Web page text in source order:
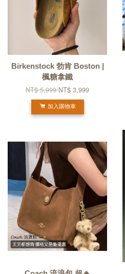
Birkenstock 勃肯 Boston |
楓糖拿鐵
NT$ 5,999NT$ 3,999
加入購物車